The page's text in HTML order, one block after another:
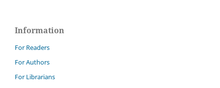
Information
For Readers
For Authors
For Librarians